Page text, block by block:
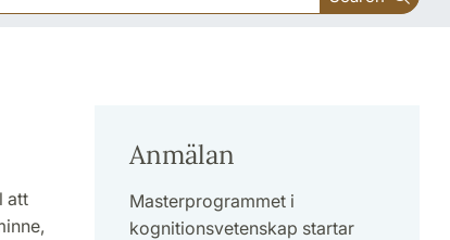
att
Anmälan
Masterprogrammet i
kognitionsvetenskap startar